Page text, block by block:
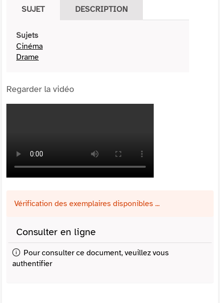
SUJET DESCRIPTION
Sujets
Cinéma
Drame
Regarder la vidéo
Vérification des exemplaires disponibles ...
Consulter en ligne
Pour consulter ce document, veuillez vous
authentifier